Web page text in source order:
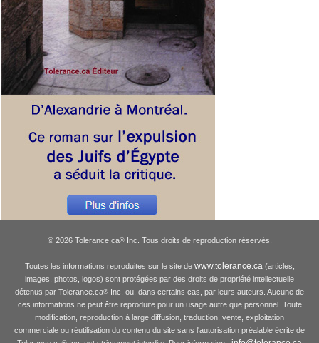
© 2026 Tolerance.ca®Inc. Tous droits de reproduction réservés.
Toutes les informations reproduites sur le site de www.tolerance.ca (articles,
images, photos, logos) sont protégées par des droits de propriété intellectuelle
détenus par Tolerance.ca® Inc. ou, dans certains cas, par leurs auteurs. Aucune de
ces informations ne peut être reproduite pour un usage autre que personnel. Toute
modification, reproduction à large diffusion, traduction, vente, exploitation
commerciale ou réutilisation du contenu du site sans l'autorisation préalable écrite de